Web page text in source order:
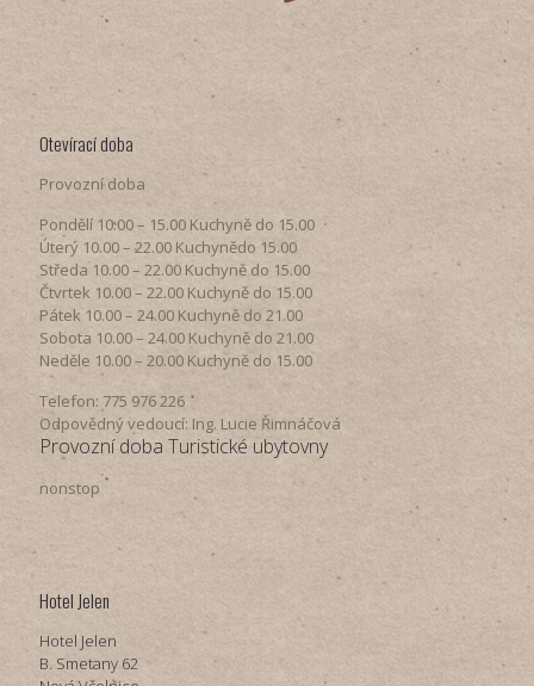
Otevírací doba
Provozní doba
Pondělí​ 10.00 – 15.00​​ Kuchyně do 15.00
Úterý ​10.00 – 22.00​​ Kuchynědo 15.00
Středa ​10.00 – 22.00 ​​Kuchyně do 15.00
Čtvrtek​ 10.00 – 22.00 ​​Kuchyně do 15.00
Pátek​ 10.00 – 24.00​​ Kuchyně do 21.00
Sobota ​10.00 – 24.00​​ Kuchyně do 21.00
Neděle ​10.00 – 20.00​​ Kuchyně do 15.00
Telefon: 775 976 226
Odpovědný vedoucí: Ing. Lucie Řimnáčová
Provozní doba Turistické ubytovny
nonstop
Hotel Jelen
Hotel Jelen
B. Smetany 62